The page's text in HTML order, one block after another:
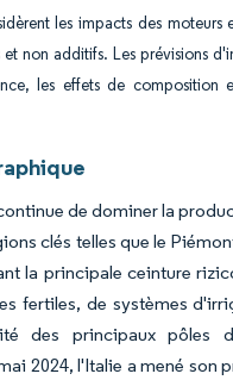
les impacts des moteurs
non additifs. Les prévisions
les effets de composition
de dominer la
clés telles que le
la principale ceinture
fertiles, de systèmes
des principaux pôles
2024, l'Italie a mené son